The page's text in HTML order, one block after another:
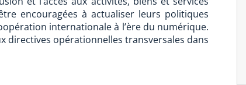
encouragées à actualiser leurs politiques
internationale à l’ère du numérique.
directives opérationnelles transversales dans